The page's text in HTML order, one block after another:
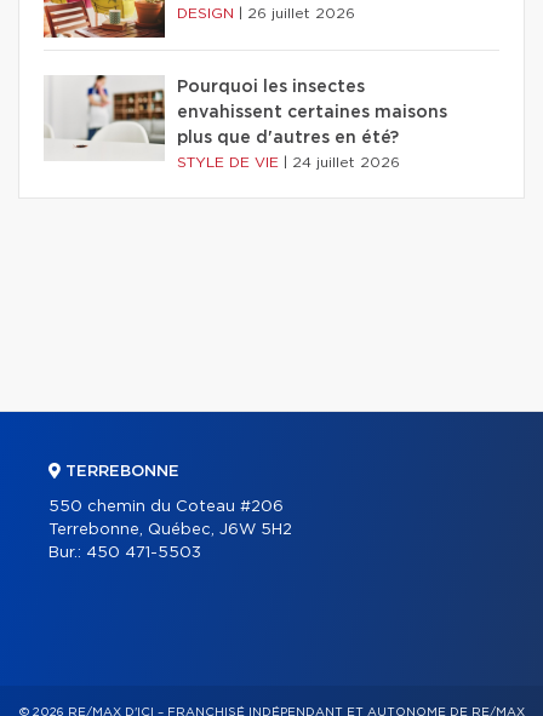
DESIGN 26 juillet 2026
Pourquoi les insectes
envahissent certaines maisons
plus que d'autres en été?
STYLE DE VIE 24 juillet 2026
TERREBONNE
550 chemin du Coteau #206
Terrebonne, Québec, J6W 5H2
Bur.: 450 471-5503
© 2026 RE/MAX D'ICI – FRANCHISÉ INDÉPENDANT ET AUTONOME DE RE/MAX